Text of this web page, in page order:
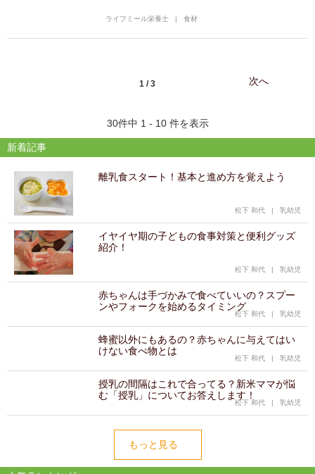
ライフミール栄養士 |食材
1 / 3 次へ
30件中 1 - 10 件を表示
新着記事
離乳食スタート！基本と進め方を覚えよう
松下 和代 | 乳幼児
イヤイヤ期の子どもの食事対策と便利グッズ
紹介！
松下 和代 | 乳幼児
赤ちゃんは手づかみで食べていいの？スプー
ンやフォークを始めるタイミング
松下 和代 | 乳幼児
蜂蜜以外にもあるの？赤ちゃんに与えてはい
けない食べ物とは
松下 和代 | 乳幼児
授乳の間隔はこれで合ってる？新米ママが悩
む「授乳」についてお答えします！
松下 和代 | 乳幼児
もっと見る